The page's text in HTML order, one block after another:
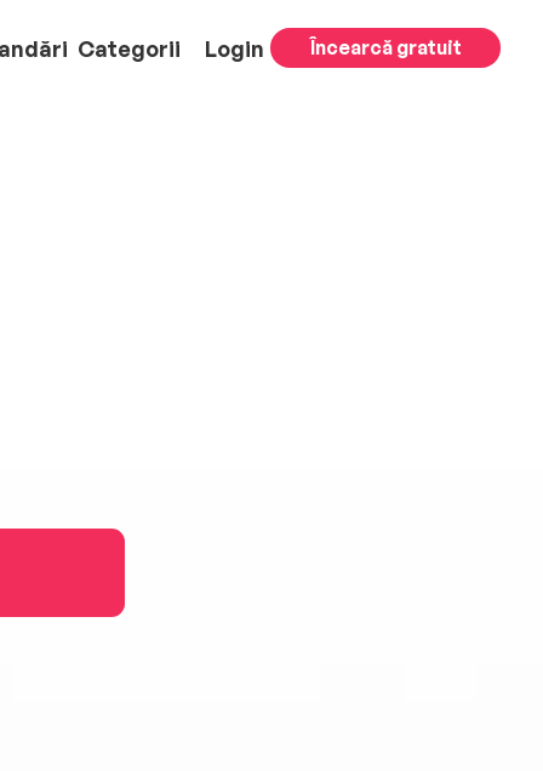
Categorii Login Încearcă gratuit